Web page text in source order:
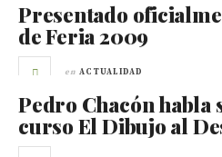
Presentado
de Feria 2009
en ACTUALIDAD
Pedro Chacón habla
curso El Dibujo al